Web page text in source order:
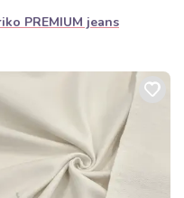
PREMIUM jeans